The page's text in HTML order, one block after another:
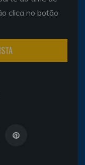
clica no botão